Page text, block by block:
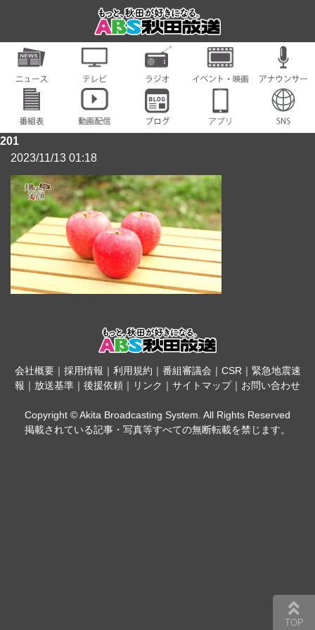
201
2023/11/13 01:18
会社概要｜ 採用情報 ｜ 利用規約 ｜ 番組審議会 ｜ CSR｜ 緊急地震速
報 ｜ 放送基準 ｜ 後援依頼 ｜ リンク ｜ サイトマップ｜ お問い合わせ
Copyright © Akita Broadcasting System. All Rights Reserved
掲載されている記事・写真等すべての無断転載を禁じます。